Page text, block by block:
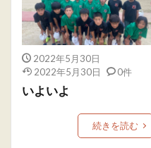
2022年5月30日
2022年5月30日
0件
いよいよ
続きを読む